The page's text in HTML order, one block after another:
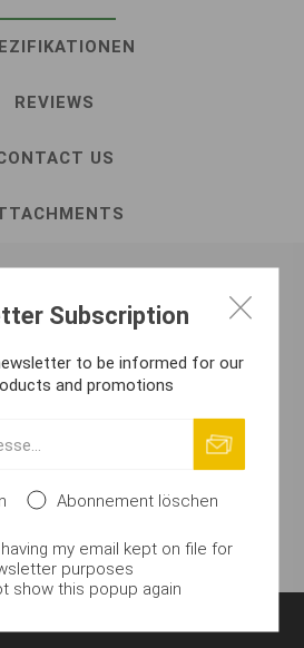
REVIEWS
US
und einem weichen
Effektiv sowohl im See auf
auf Salmoniden. Die
Anglern, die mit
Shot sogar Wettbewerbe
mit unserem Jigkopf
Potential verdoppeln! Mit
Subscription
to be informed for our
and promotions
Abonnement löschen
my email kept on file for
purposes
show this popup again